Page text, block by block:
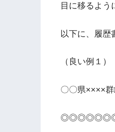
目に移るよう
以下に、履歴
（良い例１）
〇〇県